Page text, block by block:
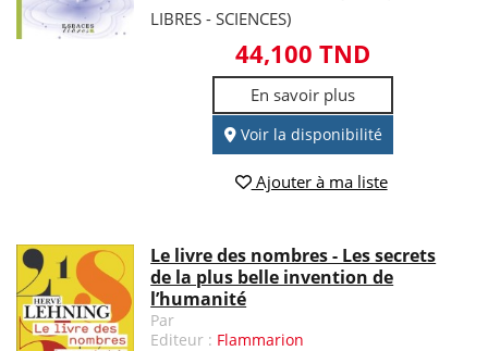
LIBRES - SCIENCES)
44,100 TND
En savoir plus
Voir la disponibilité
Ajouter à ma liste
Le livre des nombres - Les secrets
de la plus belle invention de
l’humanité
Par
Editeur : Flammarion